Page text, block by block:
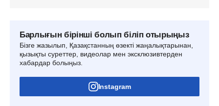
Барлығын бірінші болып біліп отырыңыз
Бізге жазылып, Қазақстанның өзекті жаңалықтарынан,
қызықты суреттер, видеолар мен эксклюзивтерден
хабардар болыңыз.
Instagram